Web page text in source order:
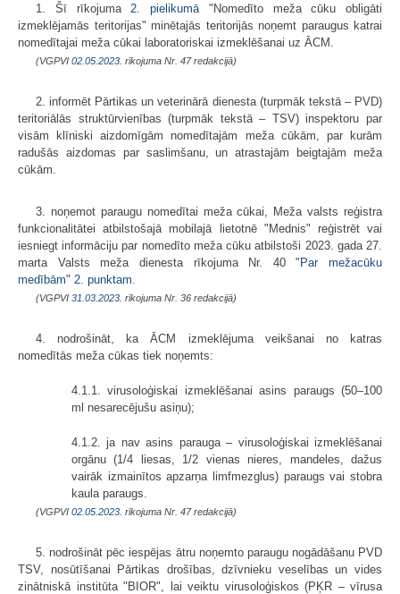
1. Šī rīkojuma 2. pielikumā "Nomedīto meža cūku obligāti
izmeklējamās teritorijas" minētajās teritorijās noņemt paraugus katrai
nomedītajai meža cūkai laboratoriskai izmeklēšanai uz ĀCM.
(VGPVI 02.05.2023. rīkojuma Nr. 47 redakcijā)
2. informēt Pārtikas un veterinārā dienesta (turpmāk tekstā – PVD)
teritoriālās struktūrvienības (turpmāk tekstā – TSV) inspektoru par
visām klīniski aizdomīgām nomedītajām meža cūkām, par kurām
radušās aizdomas par saslimšanu, un atrastajām beigtajām meža
cūkām.
3. noņemot paraugu nomedītai meža cūkai, Meža valsts reģistra
funkcionalitātei atbilstošajā mobilajā lietotnē "Mednis" reģistrēt vai
iesniegt informāciju par nomedīto meža cūku atbilstoši 2023. gada 27.
marta Valsts meža dienesta rīkojuma Nr. 40 " Par mežacūku
medībām" 2. punktam
(VGPVI 31.03.2023. rīkojuma Nr. 36 redakcijā)
4. nodrošināt, ka ĀCM izmeklējuma veikšanai no katras
nomedītās meža cūkas tiek noņemts:
4.1.1. virusoloģiskai izmeklēšanai asins paraugs (50–100
ml nesarecējušu asiņu);
4.1.2. ja nav asins parauga – virusoloģiskai izmeklēšanai
orgānu (1/4 liesas, 1/2 vienas nieres, mandeles, dažus
vairāk izmainītos apzarņa limfmezglus) paraugs vai stobra
kaula paraugs.
(VGPVI 02.05.2023. rīkojuma Nr. 47 redakcijā)
5. nodrošināt pēc iespējas ātru noņemto paraugu nogādāšanu PVD
TSV, nosūtīšanai Pārtikas drošības, dzīvnieku veselības un vides
zinātniskā institūta "BIOR", lai veiktu virusoloģiskos (PĶR – vīrusa